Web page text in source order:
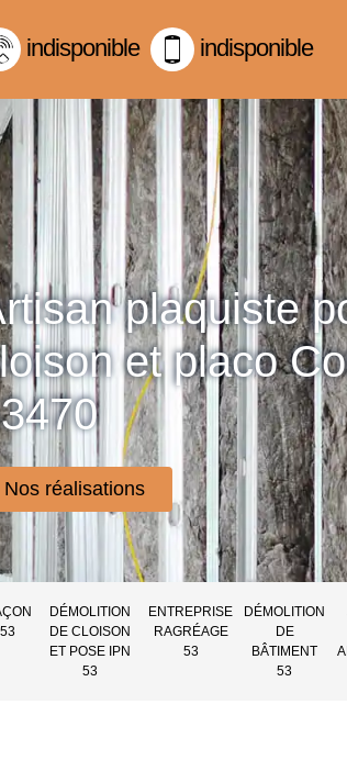
indisponible indisponible
plaquiste
et placo
Nos réalisations
53
DÉMOLITION
DE CLOISON
ET POSE IPN
53
ENTREPRISE
RAGRÉAGE
53
DÉMOLITION
DE
BÂTIMENT
53